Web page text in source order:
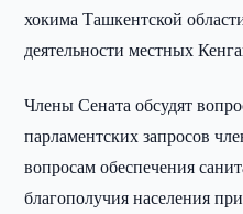
хокима Ташкентской
деятельности местных
Члены Сената обсудят
парламентских запросов
вопросам обеспечения
благополучия населения